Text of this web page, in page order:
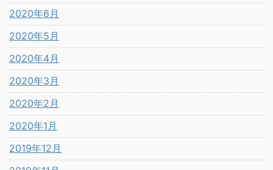
2020年6月
2020年5月
2020年4月
2020年3月
2020年2月
2020年1月
2019年12月